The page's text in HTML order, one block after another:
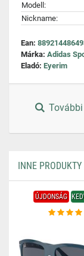
Modell:
Nickname:
Ean:
Márka: Adidas
Eladó: Eyerim
INNE
ÚJDONSÁG